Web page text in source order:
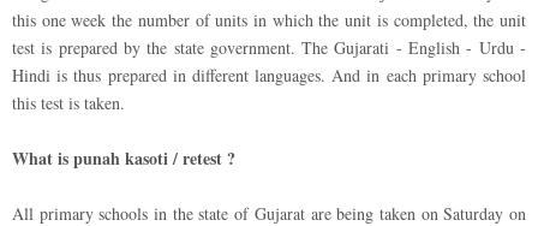
this one week the number of units in which the unit is completed, the unit
test is prepared by the state government. The Gujarati - English - Urdu -
Hindi is thus prepared in different languages. And in each primary school
this test is taken.
What is punah kasoti / retest ?
All primary schools in the state of Gujarat are being taken on Saturday on